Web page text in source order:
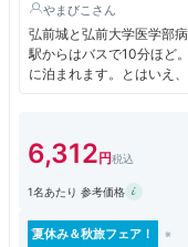
やまびこ
弘前城と弘前大学医学部
駅からはバスで10分ほど
に泊まれます。とはいえ
大浴場が最上階にありま
6,312
1名あたり 参考価格
夏休み＆秋旅フェア！